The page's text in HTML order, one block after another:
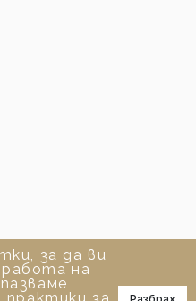
за да ви
на
Разбрах